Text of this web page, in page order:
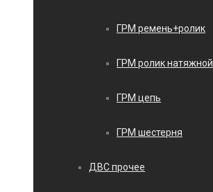
ГРМ ремень+ролик
ГРМ ролик натяжной
ГРМ цепь
ГРМ шестерня
ДВС прочее